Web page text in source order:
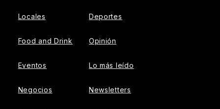
Locales
Food and Drink
Eventos
Negocios
Deportes
Opinión
Lo más leído
Newsletters